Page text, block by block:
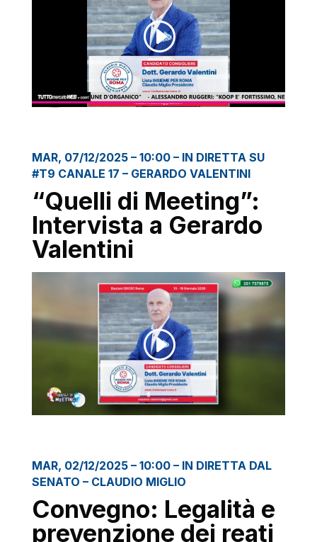
MAR, 07/12/2025 – 10:00 – IN DIRETTA SU
#T9 CANALE 17 – GERARDO VALENTINI
“Quelli di Meeting”:
Intervista a Gerardo
Valentini
MAR, 02/12/2025 – 10:00 – IN DIRETTA DAL
SENATO – CLAUDIO MIGLIO
Convegno: Legalità e
prevenzione dei reati